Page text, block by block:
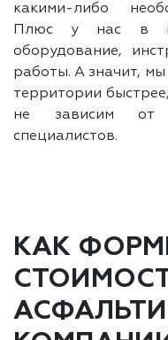
какими-либо
Плюс у нас в
оборудование,
работы. А значит,
территории
не зависим от
специалистов.
КАК